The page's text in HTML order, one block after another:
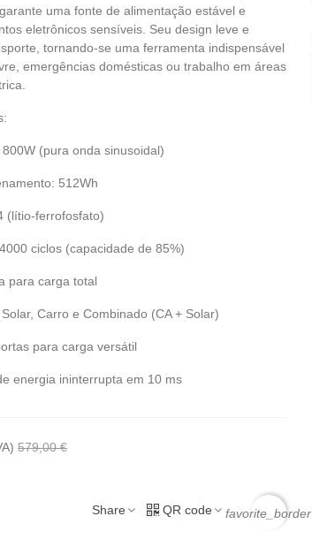
uma fonte de alimentação estável e
eletrônicos sensíveis. Seu design leve e
tornando-se uma ferramenta indispensável
emergências domésticas ou trabalho em áreas
(pura onda sinusoidal)
512Wh
(lítio-ferrofosfato)
ciclos (capacidade de 85%)
para carga total
Carro e Combinado (CA + Solar)
para carga versátil
energia ininterrupta em 10 ms
579,00 €
Share QR code favorite_border